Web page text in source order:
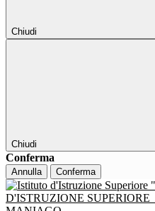
Chiudi
Chiudi
Conferma
Annulla Conferma
D'ISTRUZIONE SUPERIORE